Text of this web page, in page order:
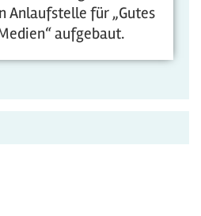
Anlaufstelle für „Gutes
aufgebaut.